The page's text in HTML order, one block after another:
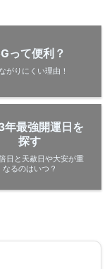
って便利？
がりにくい理由！
最強開運日を
探す
日と天赦日や大安が重
なるのはいつ？